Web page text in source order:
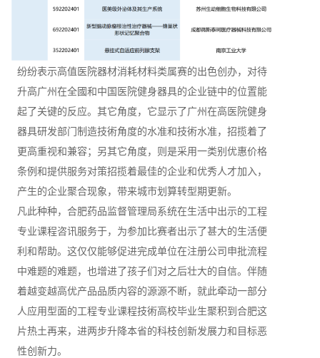
纷纷表示高值医院器材消耗材料类属赛的出色创办，对待
升高广州在全國和中国医院健身器具的企业链中的位置能
起了关键的反应。其它角度，它显示了广州在高医院健身
器具研发部门制造技術角度的水准和技術水准，招揽着了
更高重视和兼容；另其它角度，则是采用一类别优惠价格
条例和提供服务对策招揽着最佳的企业和优秀人才加入，
产生的企业聚合现象，带来城市划算转型期更新。
凡此种种，合肥药品监督管理局系统在生活中出示的工程
专业课程咨讯服务于，为参加比赛者出示了甚大的生活便
利和帮助。这仅仅能够促进完成单位在注册公司申批流程
中难题的难题，也增进了孩子们对之后壮大的自信。伴随
着越变越高优产品品质内容的源源不断，就此牵动一部分
人应用型面的工程专业课程技術高校毕业生聚积到合肥这
片热土再来，进两步升降本省的科枝创新发展力和目标恶
性创新力。